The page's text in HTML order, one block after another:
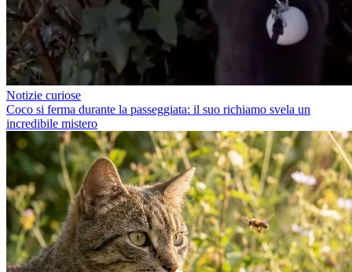
Notizie curiose
Coco si ferma durante la passeggiata: il suo richiamo svela un
incredibile mistero